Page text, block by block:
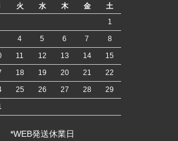
火 水 木 金
土
1
4 5 6 7
8
11 12 13 14
15
18 19 20 21
22
25 26 27 28
29
*WEB発送休業日